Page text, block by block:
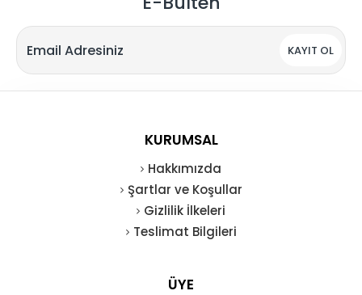
KAYIT OL
KURUMSAL
Hakkımızda
Şartlar ve Koşullar
Gizlilik İlkeleri
Teslimat Bilgileri
ÜYE